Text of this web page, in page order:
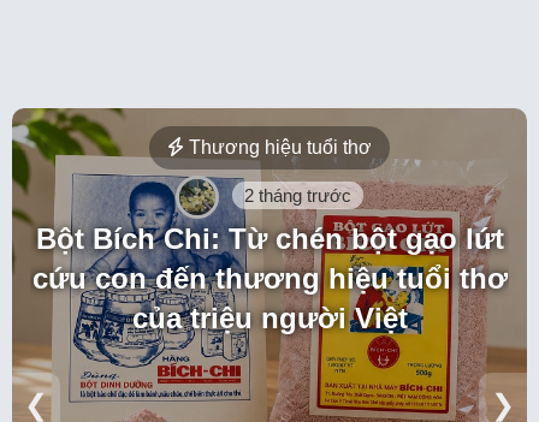
Thương hiệu tuổi thơ
2 tháng trước
Bột Bích Chi: Từ chén bột gạo lứt
cứu con đến thương hiệu tuổi thơ
của triệu người Việt
❮ ❯